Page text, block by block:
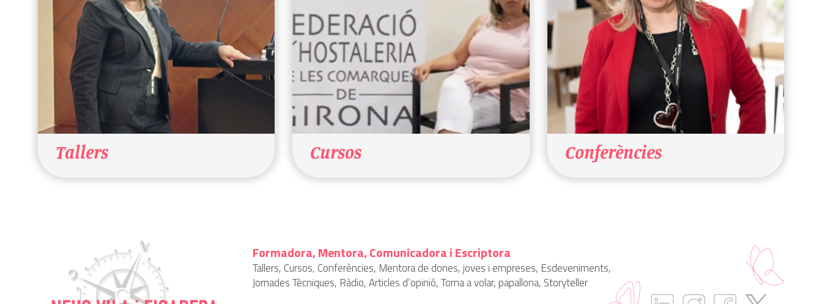
Tallers Cursos Conferències
Formadora, Mentora, Comunicadora i Escriptora
Tallers, Cursos, Conferències, Mentora de dones, joves i empreses, Esdeveniments,
Jornades Tècniques, Ràdio, Articles d’opinió, Torna a volar, papallona, Storyteller